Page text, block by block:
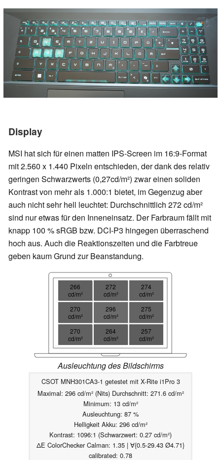
Display
MSI hat sich für einen matten IPS-Screen im 16:9-Format
mit 2.560 x 1.440 Pixeln entschieden, der dank des relativ
geringen Schwarzwerts (0,27cd/m²) zwar einen soliden
Kontrast von mehr als 1.000:1 bietet, im Gegenzug aber
auch nicht sehr hell leuchtet: Durchschnittlich 272 cd/m²
sind nur etwas für den Inneneinsatz. Der Farbraum fällt mit
knapp 100 % sRGB bzw. DCI-P3 hingegen überraschend
hoch aus. Auch die Reaktionszeiten und die Farbtreue
geben kaum Grund zur Beanstandung.
266
cd/m²
272
cd/m²
274
cd/m²
270
cd/m²
296
cd/m²
275
cd/m²
270
cd/m²
264
cd/m²
257
cd/m²
Ausleuchtung des Bildschirms
CSOT MNH301CA3-1 getestet mit X-Rite i1Pro 3
Maximal: 296 cd/m² (Nits) Durchschnitt: 271.6 cd/m²
Minimum: 13 cd/m²
Ausleuchtung: 87 %
Helligkeit Akku: 296 cd/m²
Kontrast: 1096:1 (Schwarzwert: 0.27 cd/m²)
ΔE ColorChecker Calman: 1.35 | ∀{0.5-29.43 Ø4.71}
calibrated: 0.78